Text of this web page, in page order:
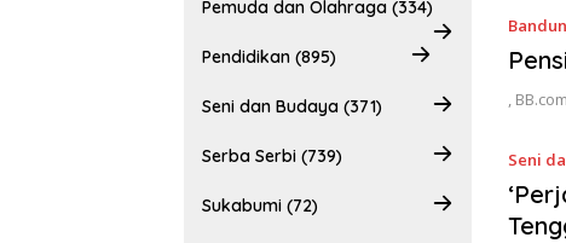
Pemuda dan Olahraga (334)
Pendidikan (895)
Seni dan Budaya (371)
Serba Serbi (739)
Sukabumi (72)
,
Seni